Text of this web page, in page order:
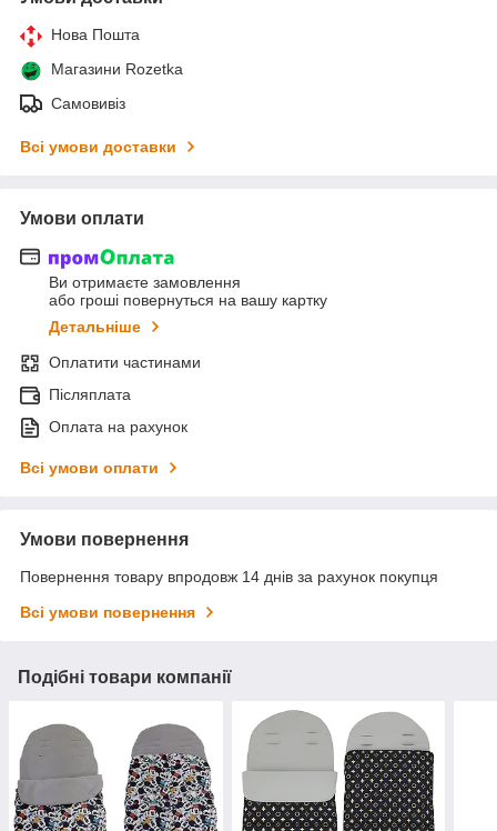
Нова Пошта
Магазини Rozetka
Самовивіз
Всі умови доставки
Умови оплати
Ви отримаєте замовлення
або гроші повернуться на вашу картку
Детальніше
Оплатити частинами
Післяплата
Оплата на рахунок
Всі умови оплати
Умови повернення
Повернення товару впродовж 14 днів за рахунок покупця
Всі умови повернення
Подібні товари компанії